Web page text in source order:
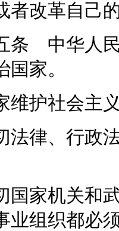
者改革自己
条 中华人
国家。
维护社会主
法律、行政
国家机关和
业组织都必